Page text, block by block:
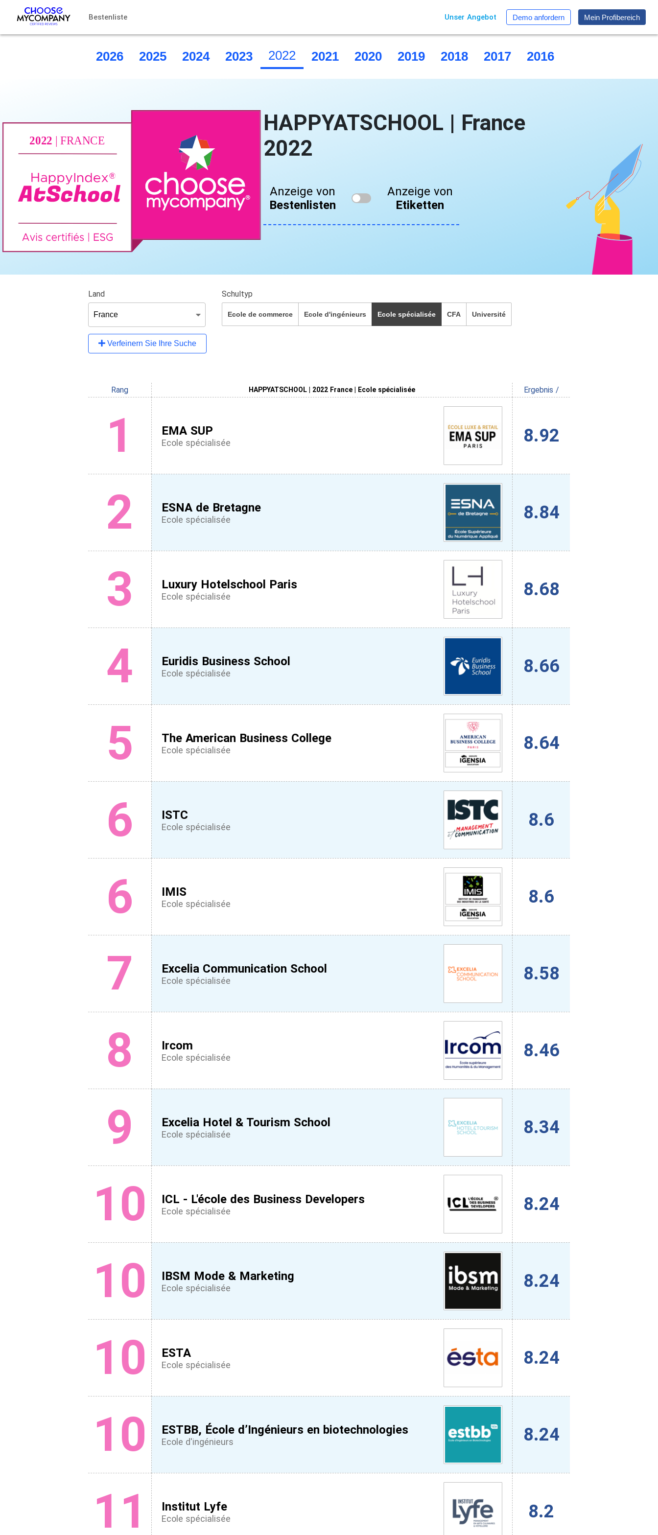
Bestenliste Unser Angebot Demo anfordern Mein Profibereich
2026 2025 2024 2023 2022 2021 2020 2019 2018 2017 2016
HAPPYATSCHOOL | France
2022
Anzeige von
Bestenlisten
Anzeige von
Etiketten
Land Schultyp
Ecole de commerce Ecole d'ingénieurs Ecole spécialisée CFA Université
Verfeinern Sie Ihre Suche
Rang HAPPYATSCHOOL | 2022 France | Ecole spécialisée Ergebnis /
1 EMA SUP
Ecole spécialisée 8.92
2 ESNA de Bretagne
Ecole spécialisée 8.84
3 Luxury Hotelschool Paris
Ecole spécialisée 8.68
4 Euridis Business School
Ecole spécialisée 8.66
5 The American Business College
Ecole spécialisée 8.64
6 ISTC
Ecole spécialisée 8.6
6 IMIS
Ecole spécialisée 8.6
7 Excelia Communication School
Ecole spécialisée 8.58
8 Ircom
Ecole spécialisée 8.46
9 Excelia Hotel & Tourism School
Ecole spécialisée 8.34
10 ICL - L'école des Business Developers
Ecole spécialisée 8.24
10 IBSM Mode & Marketing
Ecole spécialisée 8.24
10 ESTA
Ecole spécialisée 8.24
10 ESTBB, École d’Ingénieurs en biotechnologies
Ecole d'ingénieurs 8.24
11 Institut Lyfe
Ecole spécialisée 8.2